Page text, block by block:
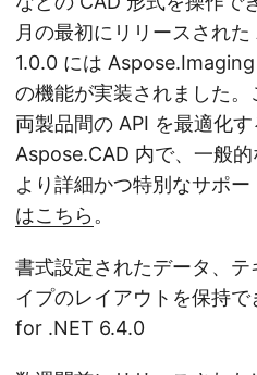
月の最初にリリースされ
1.0.0 には
の機能が実装されました
両製品間の API を最適化す
Aspose.CAD 内で、一般
より詳細かつ特別なサポー
はこちら 。
書式設定されたデータ、
イプのレイアウトを保持
for .NET 6.4.0